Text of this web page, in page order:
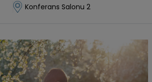
Konferans Salonu 2